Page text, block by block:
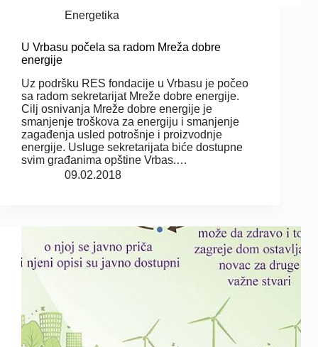
Energetika
U Vrbasu počela sa radom Mreža dobre
energije
Uz podršku RES fondacije u Vrbasu je počeo
sa radom sekretarijat Mreže dobre energije.
Cilj osnivanja Mreže dobre energije je
smanjenje troškova za energiju i smanjenje
zagađenja usled potrošnje i proizvodnje
energije. Usluge sekretarijata biće dostupne
svim građanima opštine Vrbas.…
09.02.2018